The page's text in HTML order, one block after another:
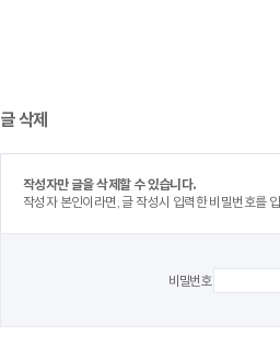
글 삭제
작성자만 글을 삭제할 수 있습니다.
작성자 본인이라면, 글 작성시 입력한 비밀번호를
비밀번호